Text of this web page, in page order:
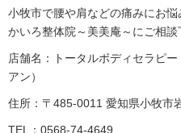
小牧市で腰や肩などの痛みにお
かいろ整体院～美美庵～にご相談
店舗名：トータルボディセラピ
アン）
住所：〒485-0011 愛知県小牧市
TEL：0568-74-4649